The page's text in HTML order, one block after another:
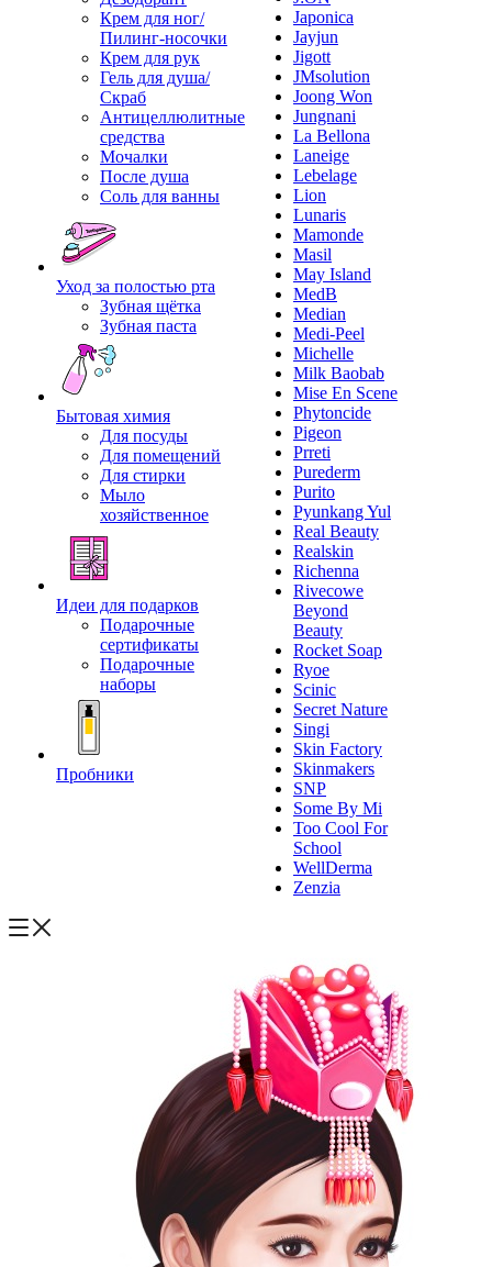
Крем для ног/
Пилинг-носочки
Крем для рук
Гель для душа/
Скраб
Антицеллюлитные
средства
Мочалки
После душа
Соль для ванны
Уход за полостью рта
Зубная щётка
Зубная паста
Бытовая химия
Для посуды
Для помещений
Для стирки
Мыло
хозяйственное
Идеи для подарков
Подарочные
сертификаты
Подарочные
наборы
Пробники
Japonica
Jayjun
Jigott
JMsolution
Joong Won
Jungnani
La Bellona
Laneige
Lebelage
Lion
Lunaris
Mamonde
Masil
May Island
MedB
Median
Medi-Peel
Michelle
Milk Baobab
Mise En Scene
Phytoncide
Pigeon
Prreti
Purederm
Purito
Pyunkang Yul
Real Beauty
Realskin
Richenna
Rivecowe
Beyond
Beauty
Rocket Soap
Ryoe
Scinic
Secret Nature
Singi
Skin Factory
Skinmakers
SNP
Some By Mi
Too Cool For
School
WellDerma
Zenzia